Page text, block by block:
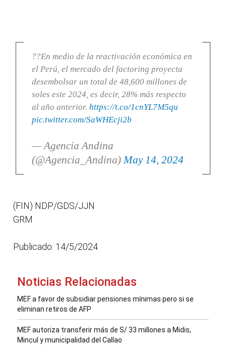
??En medio de la reactivación económica en
el Perú, el mercado del factoring proyecta
desembolsar un total de 48,600 millones de
soles este 2024, es decir, 28% más respecto
al año anterior. https://t.co/1cnYL7M5qu
pic.twitter.com/SaWHEcji2b
— Agencia Andina
(@Agencia_Andina) May 14, 2024
(FIN) NDP/GDS/JJN
GRM
Publicado: 14/5/2024
Noticias Relacionadas
MEF a favor de subsidiar pensiones mínimas pero si se
eliminan retiros de AFP
MEF autoriza transferir más de S/ 33 millones a Midis,
Mincul y municipalidad del Callao